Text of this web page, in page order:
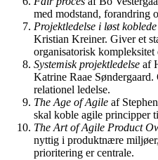
med modstand, forandring
Projektledelse i løst
Kristian Kreiner. Giver et
organisatorisk
Systemisk projektledelse af
Katrine Raae
relationel ledelse.
The Age of Agile af
skal koble agile principper
The Art of Agile Product
nyttig i produktnære
prioritering er centrale.